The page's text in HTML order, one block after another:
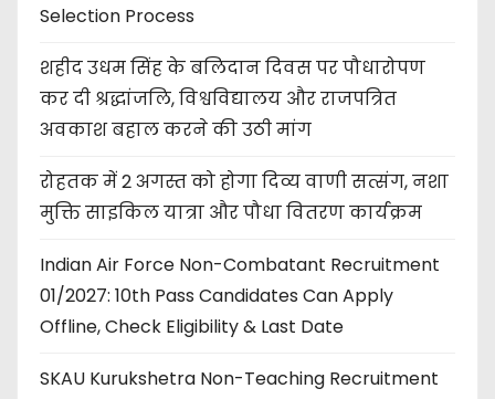
Selection Process
शहीद उधम सिंह के बलिदान दिवस पर पौधारोपण
कर दी श्रद्धांजलि, विश्वविद्यालय और राजपत्रित
अवकाश बहाल करने की उठी मांग
रोहतक में 2 अगस्त को होगा दिव्य वाणी सत्संग, नशा
मुक्ति साइकिल यात्रा और पौधा वितरण कार्यक्रम
Indian Air Force Non-Combatant Recruitment
01/2027: 10th Pass Candidates Can Apply
Offline, Check Eligibility & Last Date
SKAU Kurukshetra Non-Teaching Recruitment